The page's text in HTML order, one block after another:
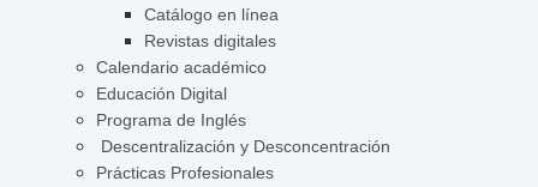
Catálogo en línea
Revistas digitales
Calendario académico
Educación Digital
Programa de Inglés
Descentralización y Desconcentración
Prácticas Profesionales